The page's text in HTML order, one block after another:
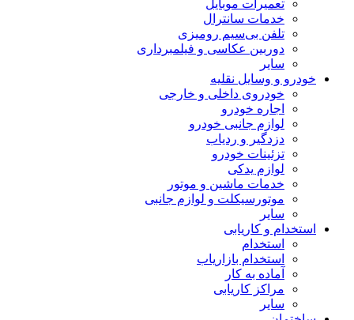
تعمیرات موبایل
خدمات سانترال
تلفن بی‌سیم رومیزی
دوربین عکاسی و فیلمبرداری
سایر
خودرو و وسایل نقلیه
خودروی داخلی و خارجی
اجاره خودرو
لوازم جانبی خودرو
دزدگیر و ردیاب
تزئینات خودرو
لوازم یدکی
خدمات ماشین و موتور
موتورسیکلت و لوازم جانبی
سایر
استخدام و کاریابی
استخدام
استخدام بازاریاب
آماده به کار
مراکز کاریابی
سایر